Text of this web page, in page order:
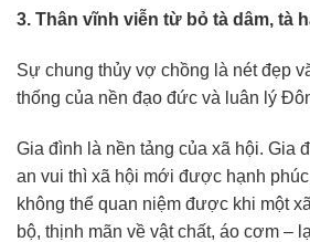
3. Thân vĩnh viễn từ bỏ tà dâm, tà
Sự chung thủy vợ chồng là nét đẹp
thống của nền đạo đức và luân lý
Gia đình là nền tảng của xã hội. Gia
an vui thì xã hội mới được hạnh
không thể quan niệm được khi một
bộ, thịnh mãn về vật chất, áo cơm –